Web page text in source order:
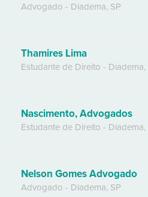
Advogado - Diadema, SP
Thamires Lima
Estudante de Direito - Diadema,
Nascimento, Advogados
Estudante de Direito - Diadema,
Nelson Gomes Advogado
Advogado - Diadema, SP